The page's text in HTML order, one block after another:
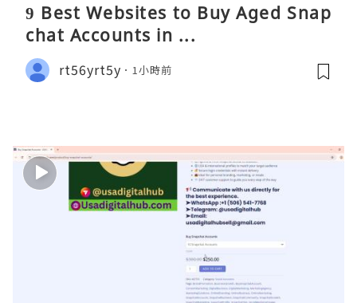
9 Best Websites to Buy Aged Snap
chat Accounts in ...
rt56yrt5y 1小時前